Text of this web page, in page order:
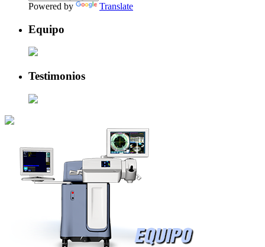
Powered by Translate
Equipo
Testimonios